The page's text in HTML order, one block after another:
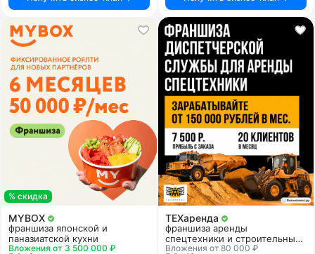
% скидка
MYBOX
франшиза японской и
паназиатской кухни
Вложения от 3 500 000 ₽
ТЕХаренда
франшиза аренды
спецтехники и строительных
услуг
Вложения от 80 000 ₽